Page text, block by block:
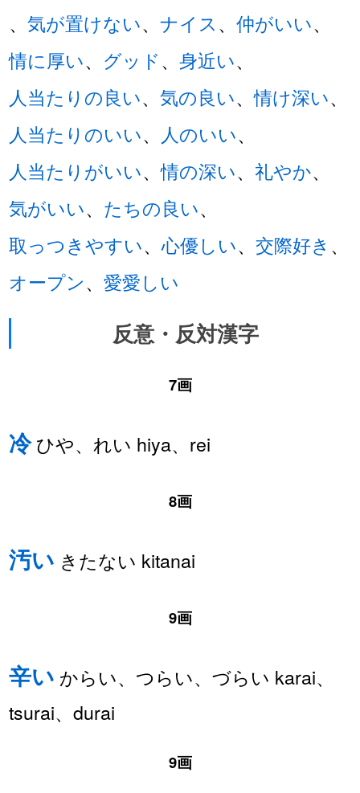
、気が置けない、ナイス、仲がいい、
情に厚い、 グッド、身近い、
人当たりの良い、気の良い、情け深い、
人当たりのいい、 人のいい、
人当たりがいい、情の深い、礼やか、
気がいい、 たちの良い、
取っつきやすい、心優しい、交際好き 、
オープン、愛愛しい
反意・反対漢字
7画
冷ひや、れい hiya、rei
8画
汚い きたない kitanai
9画
辛い からい、つらい、づらい karai、
tsurai、durai
9画